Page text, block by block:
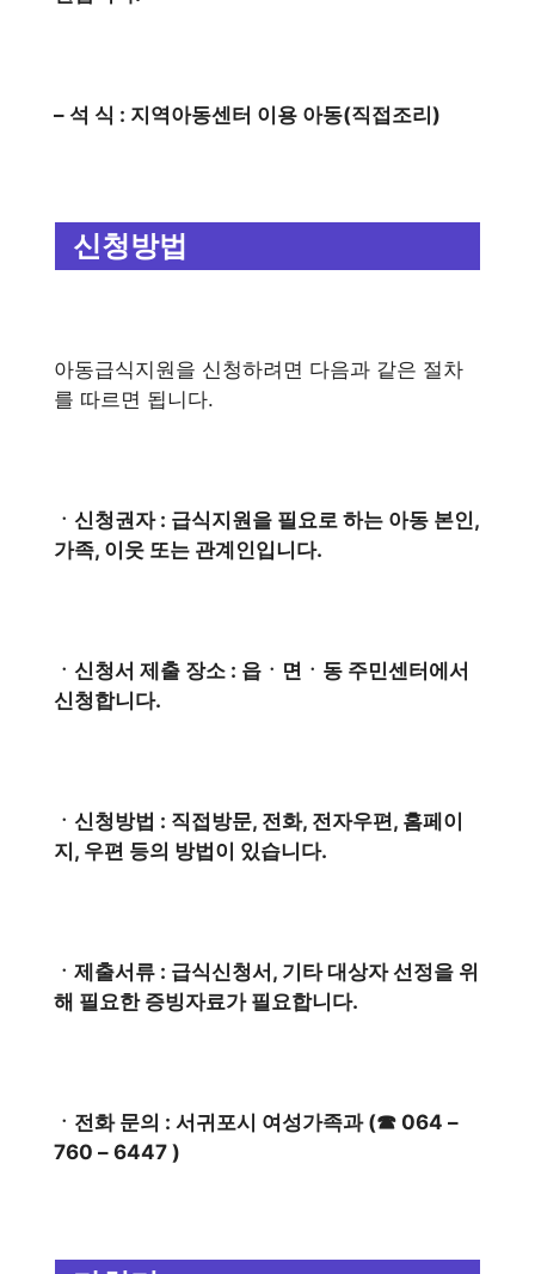
– 석 식 : 지역아동센터 이용 아동(직접조리)
신청방법
아동급식지원을 신청하려면 다음과 같은 절차
를 따르면 됩니다.
ㆍ신청권자 : 급식지원을 필요로 하는 아동 본인,
가족, 이웃 또는 관계인입니다.
ㆍ신청서 제출 장소 : 읍ㆍ면ㆍ동 주민센터에서
신청합니다.
ㆍ신청방법 : 직접방문, 전화, 전자우편, 홈페이
지, 우편 등의 방법이 있습니다.
ㆍ제출서류 : 급식신청서, 기타 대상자 선정을 위
해 필요한 증빙자료가 필요합니다.
ㆍ전화 문의 : 서귀포시 여성가족과 (☎ 064 –
760 – 6447 )